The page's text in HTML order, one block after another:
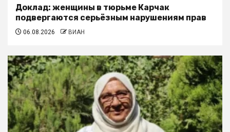
Доклад: женщины в тюрьме Карчак
подвергаются серьёзным нарушениям прав
06.08.2026 ВИАН